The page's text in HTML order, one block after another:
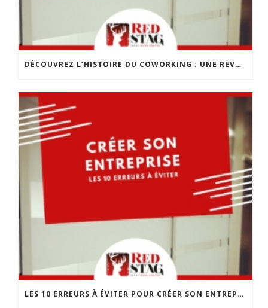
DÉCOUVREZ L’HISTOIRE DU COWORKING : UNE RÉVOLUTION DANS LE MONDE DU TRAVAIL
LES 10 ERREURS À ÉVITER POUR CRÉER SON ENTREPRISE